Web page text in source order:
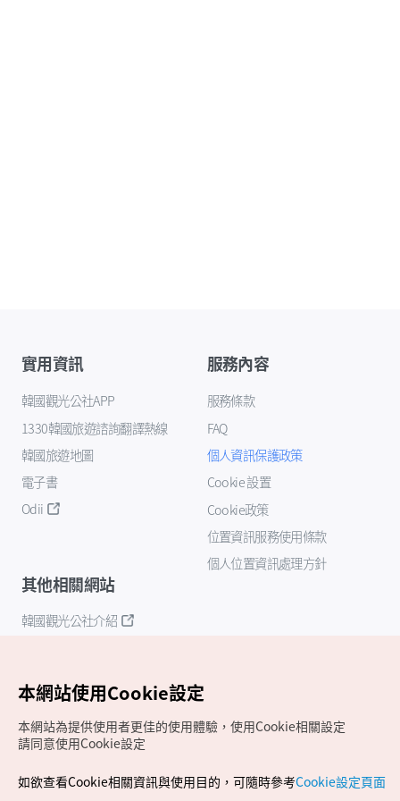
實用資訊
韓國觀光公社APP
1330韓國旅遊諮詢翻譯熱線
韓國旅遊地圖
電子書
Odii
服務內容
服務條款
FAQ
個人資訊保護政策
Cookie 設置
Cookie政策
位置資訊服務使用條款
個人位置資訊處理方針
其他相關網站
韓國觀光公社介紹
Copyrights (c) 韓國觀光公社版權所有
本網站使用Cookie設定
本網站為提供使用者更佳的使用體驗，使用Cookie相關設定
請同意使用Cookie設定
如欲查看Cookie相關資訊與使用目的，可隨時參考Cookie設定頁面